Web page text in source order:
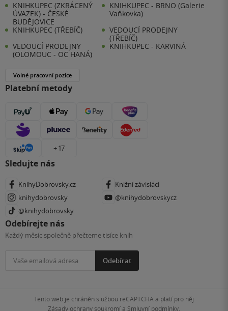
KNIHKUPEC (ZKRÁCENÝ
ÚVAZEK) - ČESKÉ
BUDĚJOVICE
KNIHKUPEC - BRNO (Galerie
Vaňkovka)
KNIHKUPEC (TŘEBÍČ)
VEDOUCÍ PRODEJNY
(TŘEBÍČ)
VEDOUCÍ PRODEJNY
(OLOMOUC - OC HANÁ)
KNIHKUPEC - KARVINÁ
Volné pracovní pozice
Platební metody
+ 17
Sledujte nás
KnihyDobrovsky.cz
Knižní závisláci
knihydobrovsky
@knihydobrovskycz
@knihydobrovsky
Odebírejte nás
Každý měsíc společně přečteme tisíce knih
Odebírat
Tento web je chráněn službou reCAPTCHA a platí pro něj
Zásady ochrany soukromía Smluvní podmínky